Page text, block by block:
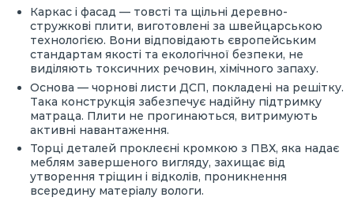
Каркас і фасад — товсті та щільні деревно-
стружкові плити, виготовлені за швейцарською
технологією. Вони відповідають європейським
стандартам якості та екологічної безпеки, не
виділяють токсичних речовин, хімічного запаху.
Основа — чорнові листи ДСП, покладені на решітку.
Така конструкція забезпечує надійну підтримку
матраца. Плити не прогинаються, витримують
активні навантаження.
Торці деталей проклеєні кромкою з ПВХ, яка надає
меблям завершеного вигляду, захищає від
утворення тріщин і відколів, проникнення
всередину матеріалу вологи.